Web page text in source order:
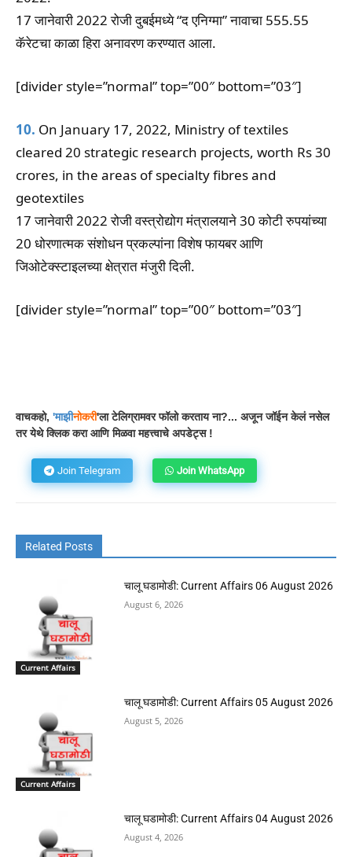
17 जानेवारी 2022 रोजी दुबईमध्ये “द एनिग्मा” नावाचा 555.55
कॅरेटचा काळा हिरा अनावरण करण्यात आला.
[divider style=”normal” top=”00″ bottom=”03″]
10. On January 17, 2022, Ministry of textiles
cleared 20 strategic research projects, worth Rs 30
crores, in the areas of specialty fibres and
geotextiles
17 जानेवारी 2022 रोजी वस्त्रोद्योग मंत्रालयाने 30 कोटी रुपयांच्या
20 धोरणात्मक संशोधन प्रकल्पांना विशेष फायबर आणि
जिओटेक्स्टाइलच्या क्षेत्रात मंजुरी दिली.
[divider style=”normal” top=”00″ bottom=”03″]
वाचकहो, 'माझीनोकरी'ला टेलिग्रामवर फॉलो करताय ना?... अजून जॉईन केलं नसेल
तर येथे क्लिक करा आणि मिळवा महत्त्वाचे अपडेट्स !
Join Telegram Join WhatsApp
Related Posts
Current Affairs
चालू घडामोडी: Current Affairs 06 August 2026
August 6, 2026
Current Affairs
चालू घडामोडी: Current Affairs 05 August 2026
August 5, 2026
चालू घडामोडी: Current Affairs 04 August 2026
August 4, 2026